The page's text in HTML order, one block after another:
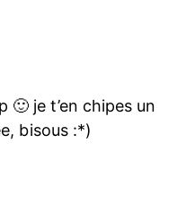
🙂 je t’en chipes un
bisous :*)